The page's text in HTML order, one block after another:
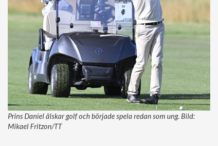
Prins Daniel älskar golf och började spela redan som ung. Bild:
Mikael Fritzon/TT